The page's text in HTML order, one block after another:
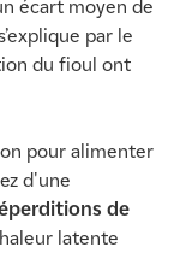
écart moyen de
par le
du fioul ont
pour alimenter
d'une
de
latente